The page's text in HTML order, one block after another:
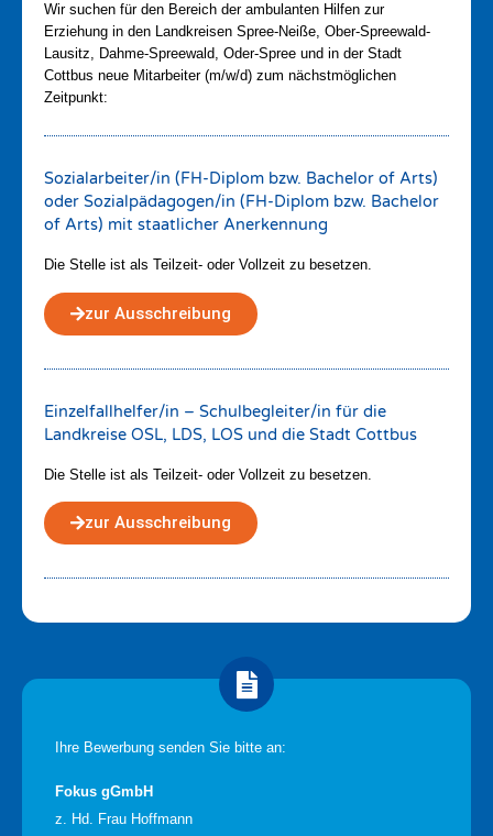
Wir suchen für den Bereich der ambulanten Hilfen zur
Erziehung in den Landkreisen Spree-Neiße, Ober-Spreewald-
Lausitz, Dahme-Spreewald, Oder-Spree und in der Stadt
Cottbus neue Mitarbeiter (m/w/d) zum nächstmöglichen
Zeitpunkt:
Sozialarbeiter/in (FH-Diplom bzw. Bachelor of Arts)
oder Sozialpädagogen/in (FH-Diplom bzw. Bachelor
of Arts) mit staatlicher Anerkennung
Die Stelle ist als Teilzeit- oder Vollzeit zu besetzen.
zur Ausschreibung
Einzelfallhelfer/in – Schulbegleiter/in für die
Landkreise OSL, LDS, LOS und die Stadt Cottbus
Die Stelle ist als Teilzeit- oder Vollzeit zu besetzen.
zur Ausschreibung
Ihre Bewerbung senden Sie bitte an:
Fokus gGmbH
z. Hd. Frau Hoffmann